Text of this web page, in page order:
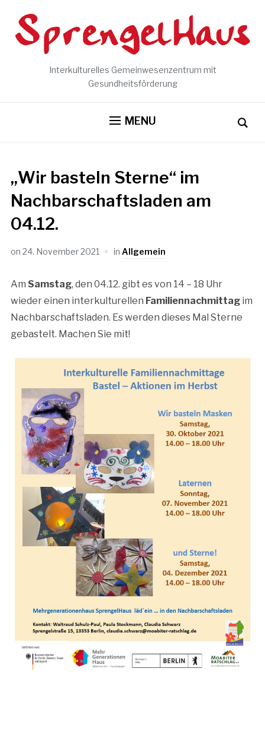
Interkulturelles Gemeinwesenzentrum mit
Gesundheitsförderung
MENU
„Wir basteln Sterne“ im
Nachbarschaftsladen am
04.12.
on 24. November 2021 in Allgemein
Am Samstag, den 04.12. gibt es von 14 – 18 Uhr
wieder einen interkulturellen Familiennachmittagim
Nachbarschaftsladen. Es werden dieses Mal Sterne
gebastelt. Machen Sie mit!